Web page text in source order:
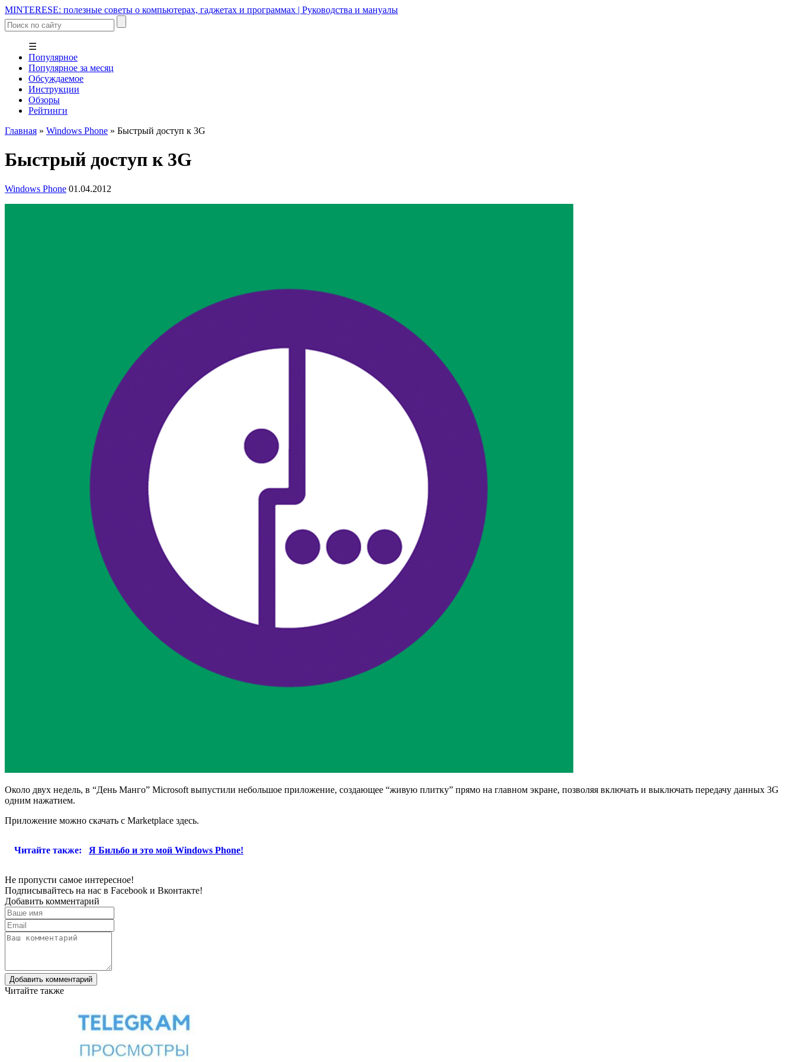
MINTERESE: полезные советы о компьютерах, гаджетах и программах | Руководства и мануалы
☰
Популярное
Популярное за месяц
Обсуждаемое
Инструкции
Обзоры
Рейтинги
Главная » Windows Phone » Быстрый доступ к 3G
Быстрый доступ к 3G
Windows Phone 01.04.2012
Около двух недель, в “День Манго” Microsoft выпустили небольшое приложение, создающее “живую плитку” прямо на главном экране, позволяя включать и выключать передачу данных 3G
одним нажатием.
Приложение можно скачать с Marketplace здесь.
Читайте также: Я Бильбо и это мой Windows Phone!
Не пропусти самое интересное!
Подписывайтесь на нас в Facebook и Вконтакте!
Добавить комментарий
Добавить комментарий
Читайте также